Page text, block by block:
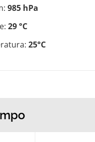
985 hPa
29 °C
25°C